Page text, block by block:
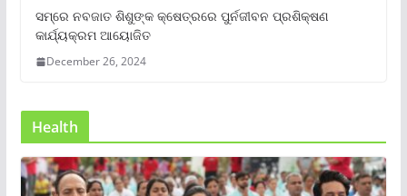
ସମ୍‌ରେ ନବଜାତ ଶିଶୁଙ୍କ କ୍ଷେତ୍ରରେ ପୁର୍ନଜୀବନ ପ୍ରଶିକ୍ଷଣ
କାର୍ଯ୍ୟକ୍ରମ ଆୟୋଜିତ
December 26, 2024
Health